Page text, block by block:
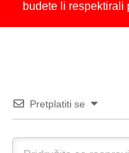
budete li respektirali
Pretplatiti se